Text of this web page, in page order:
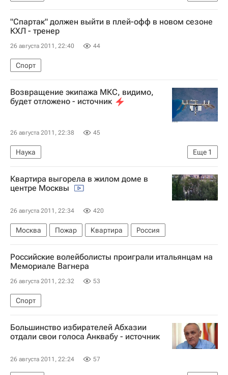
Теракт на территории представительства ООН в Нигерии
"Спартак" должен выйти в плей-офф в новом сезоне
КХЛ - тренер
26 августа 2011, 22:40 44
Спорт
Возвращение экипажа МКС, видимо,
будет отложено - источник
26 августа 2011, 22:38 45
Еще 1
Наука
Расследование причин падения "Прогресса М-12М"
Квартира выгорела в жилом доме в
центре Москвы
26 августа 2011, 22:34 420
Москва Пожар Квартира Россия
Российские волейболисты проиграли итальянцам на
Мемориале Вагнера
26 августа 2011, 22:32 53
Спорт
Большинство избирателей Абхазии
отдали свои голоса Анквабу - источник
26 августа 2011, 22:24 57